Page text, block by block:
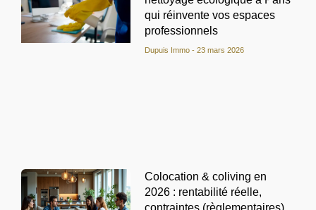
qui réinvente vos espaces
professionnels
Dupuis Immo 23 mars 2026
Colocation & coliving en
2026 : rentabilité réelle,
contraintes (règlementaires)